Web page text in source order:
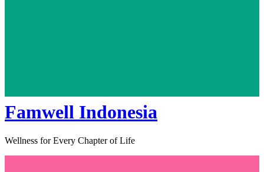
Famwell Indonesia
Wellness for Every Chapter of Life